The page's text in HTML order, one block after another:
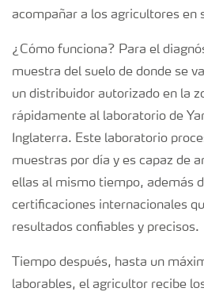
acompañar a los agricultores en
¿Cómo funciona? Para el
muestra del suelo de donde se
un distribuidor autorizado en la
rápidamente al laboratorio de
Inglaterra. Este laboratorio
muestras por día y es capaz de
ellas al mismo tiempo, además
certificaciones internacionales
resultados confiables y precisos.
Tiempo después, hasta un
laborables, el agricultor recibe